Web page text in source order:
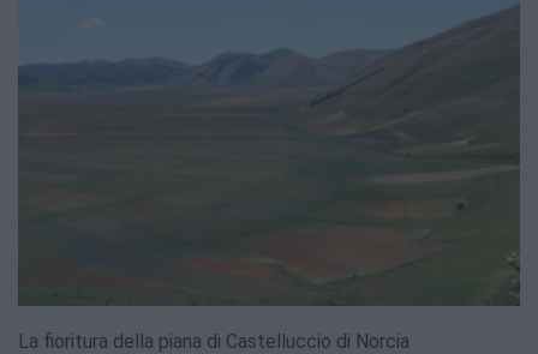
La fioritura della piana di Castelluccio di Norcia